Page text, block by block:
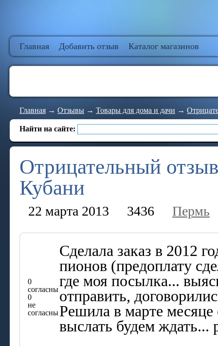
Главная Добавить отзыв Каталог магазинов
Главная → Отзывы → Товары для дома и дачи →
Найти на сайте:
Отрицательный
Кубани
22 марта 2013 3436 Пермь
0
согласны
0
не
согласны
Сделала заказ в 2012
пионов (предоплату
где моя посылка...
отправить,
Решила в марте
выслать будем ждать...